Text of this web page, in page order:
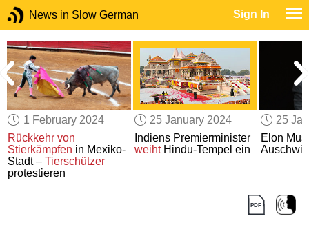
News in Slow German Sign In
1 February 2024
Rückkehr von
Stierkämpfen in Mexiko-
Stadt –Tierschützer
protestieren
25 January 2024
Indiens Premierminister
weihtHindu-Tempel ein
25
Elon